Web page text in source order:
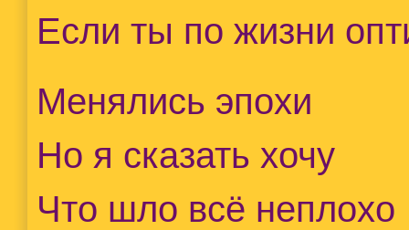
Если ты по жизни
Менялись эпохи
Но я сказать хочу
Что шло всë неплохо